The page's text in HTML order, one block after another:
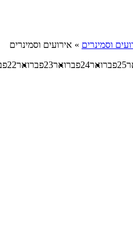
וסמינרים » אירועים וסמינרים
25פברואר24פברואר23פברואר22